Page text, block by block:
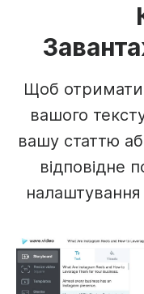
Щоб отримати
вашого
вашу статтю
відповідне